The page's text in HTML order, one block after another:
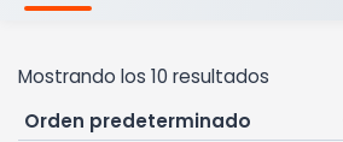
Mostrando los 10 resultados